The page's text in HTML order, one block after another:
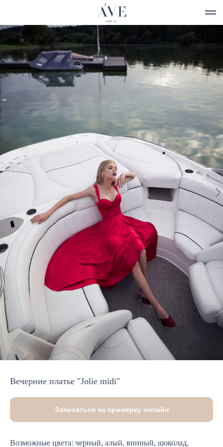
Вечерние платье "Jolie midi"
Записаться на примерку онлайн
Возможные цвета: черный, алый, винный, шоколад,